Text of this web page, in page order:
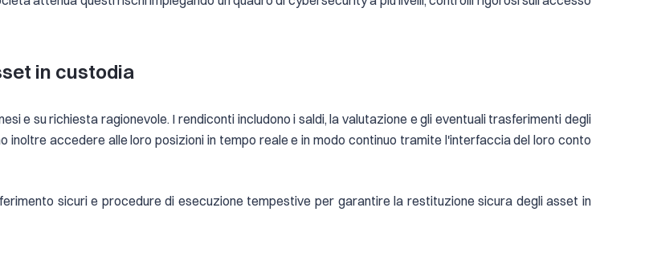
in custodia
e su richiesta ragionevole. I rendiconti includono i saldi, la valutazione e gli eventuali trasferimenti degli
inoltre accedere alle loro posizioni in tempo reale e in modo continuo tramite l'interfaccia del loro conto
sicuri e procedure di esecuzione tempestive per garantire la restituzione sicura degli asset in